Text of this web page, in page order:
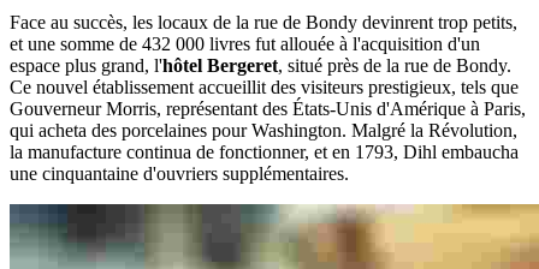
Face au succès, les locaux de la rue de Bondy devinrent trop petits,
et une somme de 432 000 livres fut allouée à l'acquisition d'un
espace plus grand, l'hôtel Bergeret, situé près de la rue de Bondy.
Ce nouvel établissement accueillit des visiteurs prestigieux, tels que
Gouverneur Morris, représentant des États-Unis d'Amérique à Paris,
qui acheta des porcelaines pour Washington. Malgré la Révolution,
la manufacture continua de fonctionner, et en 1793, Dihl embaucha
une cinquantaine d'ouvriers supplémentaires.